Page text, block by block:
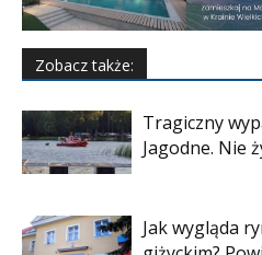
Zobacz także:
Tragiczny
Jagodne. Nie
Jak wygląda